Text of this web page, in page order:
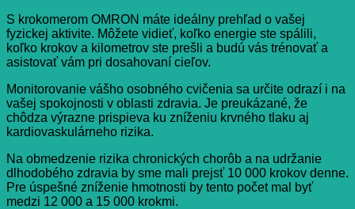
S krokomerom OMRON máte ideálny prehľad o vašej
fyzickej aktivite. Môžete vidieť, koľko energie ste spálili,
koľko krokov a kilometrov ste prešli a budú vás trénovať a
asistovať vám pri dosahovaní cieľov.
Monitorovanie vášho osobného cvičenia sa určite odrazí i na
vašej spokojnosti v oblasti zdravia. Je preukázané, že
chôdza výrazne prispieva ku zníženiu krvného tlaku aj
kardiovaskulárneho rizika.
Na obmedzenie rizika chronických chorôb a na udržanie
dlhodobého zdravia by sme mali prejsť 10 000 krokov denne.
Pre úspešné zníženie hmotnosti by tento počet mal byť
medzi 12 000 a 15 000 krokmi.